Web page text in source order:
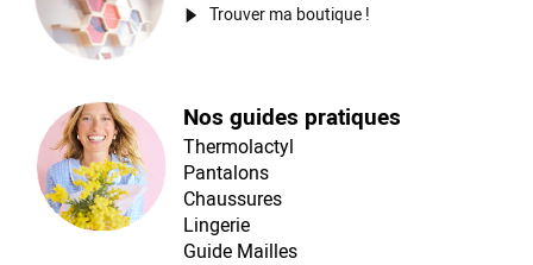
Trouver ma boutique !
Nos guides pratiques
Thermolactyl
Pantalons
Chaussures
Lingerie
Guide Mailles